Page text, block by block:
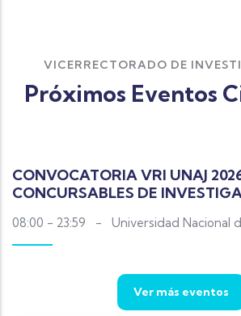
VICERRECTORADO DE
Próximos Eventos
CONVOCATORIA VRI UNAJ
CONCURSABLES DE
08:00 - 23:59 - Universidad Nacional
Ver más eventos